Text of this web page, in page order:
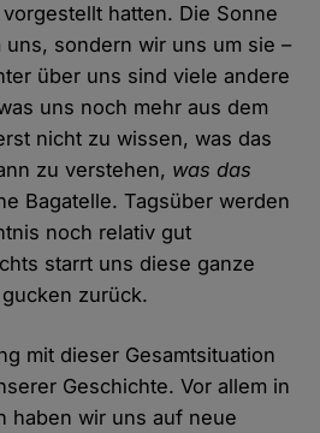
hatten. Die Sonne
sondern wir uns um sie –
über uns sind viele andere
uns noch mehr aus dem
nicht zu wissen, was das
zu verstehen, was das
Bagatelle. Tagsüber werden
noch relativ gut
starrt uns diese ganze
zurück.
mit dieser Gesamtsituation
Geschichte. Vor allem in
haben wir uns auf neue